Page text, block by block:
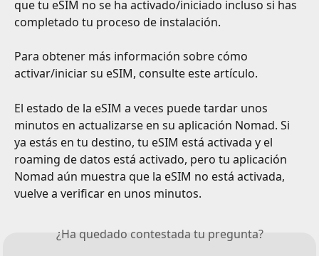
que tu eSIM no se ha activado/iniciado incluso si has
completado tu proceso de instalación.
Para obtener más información sobre cómo
activar/iniciar su eSIM, consulte este artículo.
El estado de la eSIM a veces puede tardar unos
minutos en actualizarse en su aplicación Nomad. Si
ya estás en tu destino, tu eSIM está activada y el
roaming de datos está activado, pero tu aplicación
Nomad aún muestra que la eSIM no está activada,
vuelve a verificar en unos minutos.
¿Ha quedado contestada tu pregunta?